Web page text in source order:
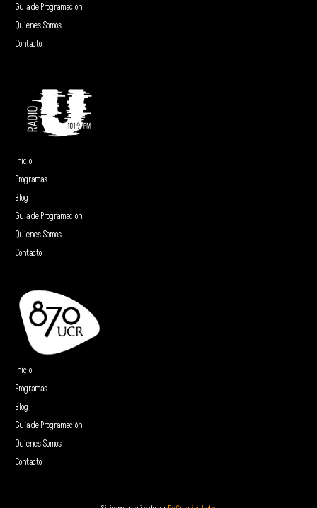
Guía de Programación
Quienes Somos
Contacto
Inicio
Programas
Blog
Guía de Programación
Quienes Somos
Contacto
Inicio
Programas
Blog
Guía de Programación
Quienes Somos
Contacto